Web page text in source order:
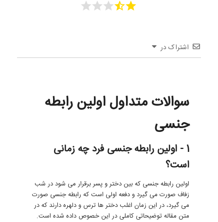
اشتراک در
سوالات متداول اولین رابطه
جنسی
1 - اولین رابطه جنسی فرد چه زمانی
است؟
اولین رابطه جنسی که بین دختر و پسر برقرار می شود در شب
زفاف صورت می گیرد و دفعه اولی است که رابطه جنسی صورت
می گیرد، در این زمان اغلب دختر ها ترس و دلهره دارند که در
متن مقاله توضیحاتی کاملی در این خصوص داده شده است.